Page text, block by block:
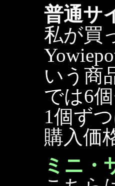
普通サ
私が買
いう商
では6
1個ず
購入価
ミニ・